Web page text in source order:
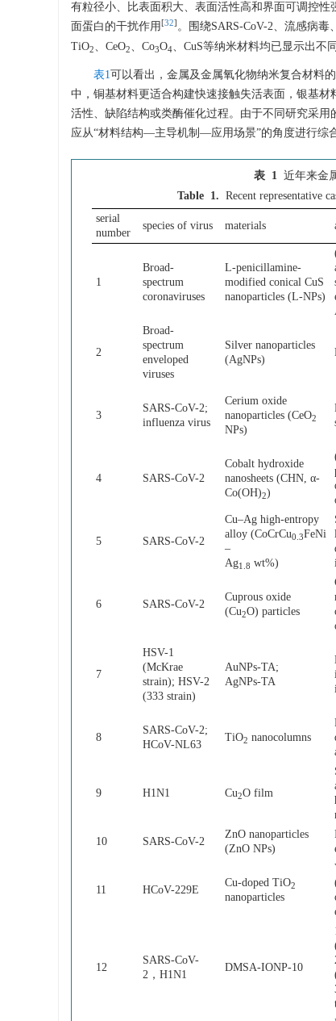
有粒径小、比表面积大、表面活性高和界面可调控
面蛋白的干扰作用 [32] 。围绕SARS-CoV-2、流感病毒
TiO2、CeO2、Co3O4、CuS等纳米材料均已显示出不
表1可以看出，金属及金属氧化物纳米复合材料
中，铜基材料更适合构建快速接触失活表面，银基
活性、缺陷结构或类酶催化过程。由于不同研究采
应从“材料结构—主导机制—应用场景”的角度进行综
表 1 近年来金
Table 1. Recent representative
serial
number
species of virus materials
1
Broad-
spectrum
coronaviruses
L-penicillamine-
modified conical CuS
nanoparticles (L-NPs)
2
Broad-
spectrum
enveloped
viruses
Silver nanoparticles
(AgNPs)
3
SARS-CoV-2;
influenza virus
Cerium oxide
nanoparticles (CeO2
NPs)
4 SARS-CoV-2
Cobalt hydroxide
nanosheets (CHN, α-
Co(OH)2)
5 SARS-CoV-2
Cu–Ag high-entropy
alloy (CoCrCu0.3FeNi
–
Ag1.8 wt%)
6 SARS-CoV-2
Cuprous oxide
(Cu2O) particles
7
HSV-1
(McKrae
strain); HSV-2
(333 strain)
AuNPs-TA;
AgNPs-TA
8
SARS-CoV-2;
HCoV-NL63
TiO2 nanocolumns
9 H1N1 Cu2O film
10 SARS-CoV-2
ZnO nanoparticles
(ZnO NPs)
11 HCoV-229E
Cu-doped TiO2
nanoparticles
12
SARS-CoV-
2，H1N1
DMSA-IONP-10